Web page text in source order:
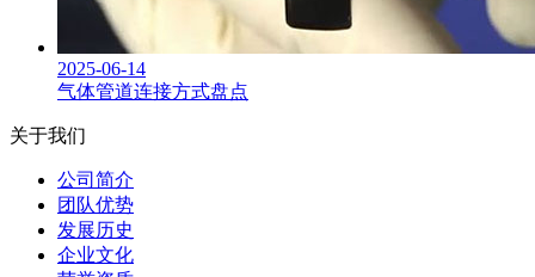
2025-06-14
气体管道连接方式盘点
关于我们
公司简介
团队优势
发展历史
企业文化